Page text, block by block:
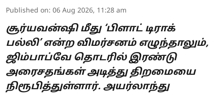
Published on: 06 Aug 2026, 11:28 am
சூர்யவன்ஷி மீது ‘பிளாட் டிராக்
பல்லி’ என்ற விமர்சனம் எழுந்தாலும்,
ஜிம்பாப்வே தொடரில் இரண்டு
அரைசதங்கள் அடித்து திறமையை
நிரூபித்துள்ளார். அயர்லாந்து